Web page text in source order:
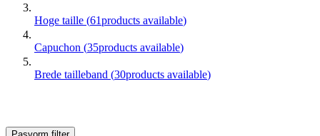
Hoge taille (61products available)
Capuchon (35products available)
Brede tailleband (30products available)